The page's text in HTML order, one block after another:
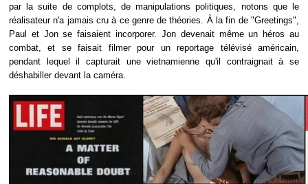
par la suite de complots, de manipulations politiques, notons que le
réalisateur n'a jamais cru à ce genre de théories. À la fin de "Greetings",
Paul et Jon se faisaient incorporer. Jon devenait même un héros au
combat, et se faisait filmer pour un reportage télévisé américain,
pendant lequel il capturait une vietnamienne qu'il contraignait à se
déshabiller devant la caméra.